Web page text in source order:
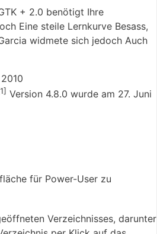
+ 2.0 benötigt Ihre
Eine steile Lernkurve Besass,
widmete sich jedoch Auch
Version 4.8.0 wurde am 27. Juni
für Power-User zu
Verzeichnisses, darunter